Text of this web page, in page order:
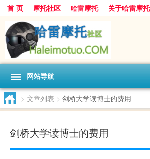
首 页 摩托社区 哈雷摩托 关于哈雷摩托
网站导航
> 文章列表 > 剑桥大学读博士的费用
剑桥大学读博士的费用